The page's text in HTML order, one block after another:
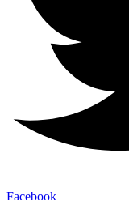
Facebook